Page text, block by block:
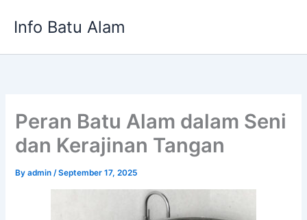
Info Batu Alam
Peran Batu Alam dalam Seni
dan Kerajinan Tangan
Byadmin/September 17, 2025